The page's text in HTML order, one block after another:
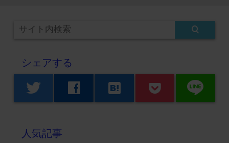
シェアする
twitter facebook hatenabookmark line
人気記事